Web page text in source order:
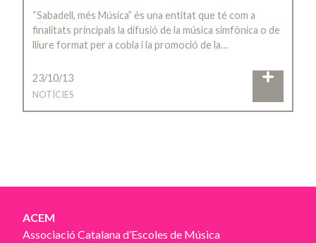
“Sabadell, més Música” és una entitat que té com a
finalitats principals la difusió de la música simfònica o de
lliure format per a cobla i la promoció de la…
23/10/13
NOTÍCIES
ACEM
Associació Catalana d’Escoles de Música